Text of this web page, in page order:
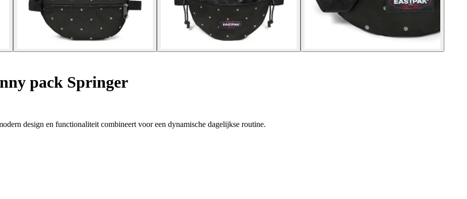
pack Springer
design en functionaliteit combineert voor een dynamische dagelijkse routine.